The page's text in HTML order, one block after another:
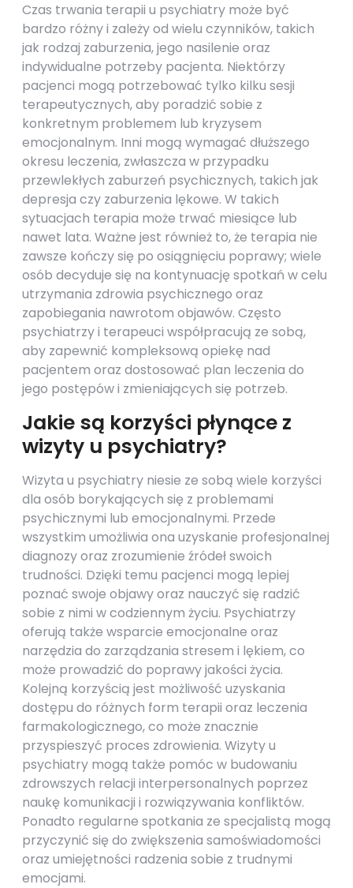
Czas trwania terapii u psychiatry może być
bardzo różny i zależy od wielu czynników, takich
jak rodzaj zaburzenia, jego nasilenie oraz
indywidualne potrzeby pacjenta. Niektórzy
pacjenci mogą potrzebować tylko kilku sesji
terapeutycznych, aby poradzić sobie z
konkretnym problemem lub kryzysem
emocjonalnym. Inni mogą wymagać dłuższego
okresu leczenia, zwłaszcza w przypadku
przewlekłych zaburzeń psychicznych, takich jak
depresja czy zaburzenia lękowe. W takich
sytuacjach terapia może trwać miesiące lub
nawet lata. Ważne jest również to, że terapia nie
zawsze kończy się po osiągnięciu poprawy; wiele
osób decyduje się na kontynuację spotkań w celu
utrzymania zdrowia psychicznego oraz
zapobiegania nawrotom objawów. Często
psychiatrzy i terapeuci współpracują ze sobą,
aby zapewnić kompleksową opiekę nad
pacjentem oraz dostosować plan leczenia do
jego postępów i zmieniających się potrzeb.
Jakie są korzyści płynące z
wizyty u psychiatry?
Wizyta u psychiatry niesie ze sobą wiele korzyści
dla osób borykających się z problemami
psychicznymi lub emocjonalnymi. Przede
wszystkim umożliwia ona uzyskanie profesjonalnej
diagnozy oraz zrozumienie źródeł swoich
trudności. Dzięki temu pacjenci mogą lepiej
poznać swoje objawy oraz nauczyć się radzić
sobie z nimi w codziennym życiu. Psychiatrzy
oferują także wsparcie emocjonalne oraz
narzędzia do zarządzania stresem i lękiem, co
może prowadzić do poprawy jakości życia.
Kolejną korzyścią jest możliwość uzyskania
dostępu do różnych form terapii oraz leczenia
farmakologicznego, co może znacznie
przyspieszyć proces zdrowienia. Wizyty u
psychiatry mogą także pomóc w budowaniu
zdrowszych relacji interpersonalnych poprzez
naukę komunikacji i rozwiązywania konfliktów.
Ponadto regularne spotkania ze specjalistą mogą
przyczynić się do zwiększenia samoświadomości
oraz umiejętności radzenia sobie z trudnymi
emocjami.